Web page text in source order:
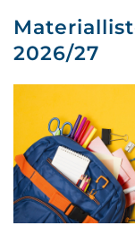
2026/27